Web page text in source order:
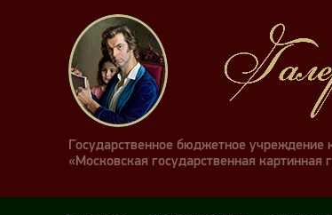
Государственное бюджетное учреждение
«Московская государственная